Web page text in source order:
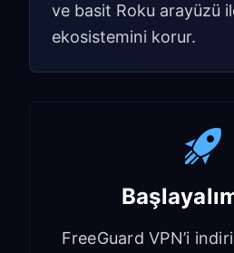
ve basit Roku arayüzü
ekosistemini korur.
FreeGuard VPN’i